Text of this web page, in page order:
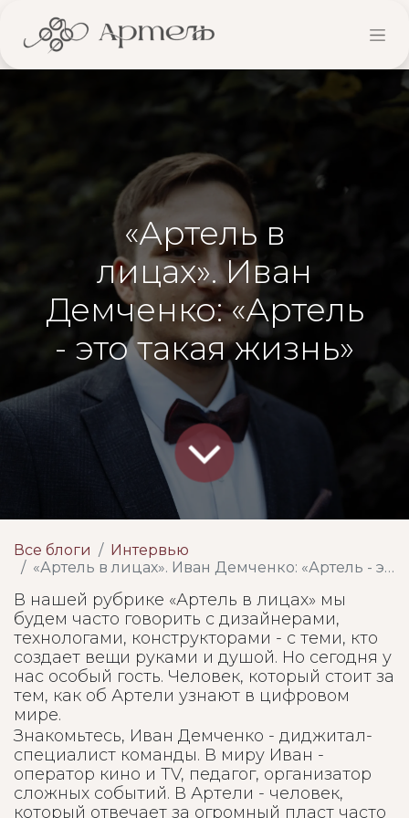
«Артель в
лицах». Иван
Демченко: «Артель
- это такая жизнь»
Все блоги
Интервью
«Артель в лицах». Иван Демченко: «Артель - это такая жизнь»
В нашей рубрике «Артель в лицах» мы
будем часто говорить с дизайнерами,
технологами, конструкторами - с теми, кто
создает вещи руками и душой. Но сегодня у
нас особый гость. Человек, который стоит за
тем, как об Артели узнают в цифровом
мире.
Знакомьтесь, Иван Демченко - диджитал-
специалист команды. В миру Иван -
оператор кино и TV, педагог, организатор
сложных событий. В Артели - человек,
который отвечает за огромный пласт часто